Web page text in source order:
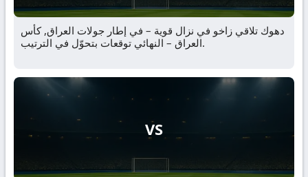
دهوك تلاقي زاخو في نزال قوية – في إطار جولات العراق, كأس
العراق – النهائي توقعات بتحوّل في الترتيب.
VS